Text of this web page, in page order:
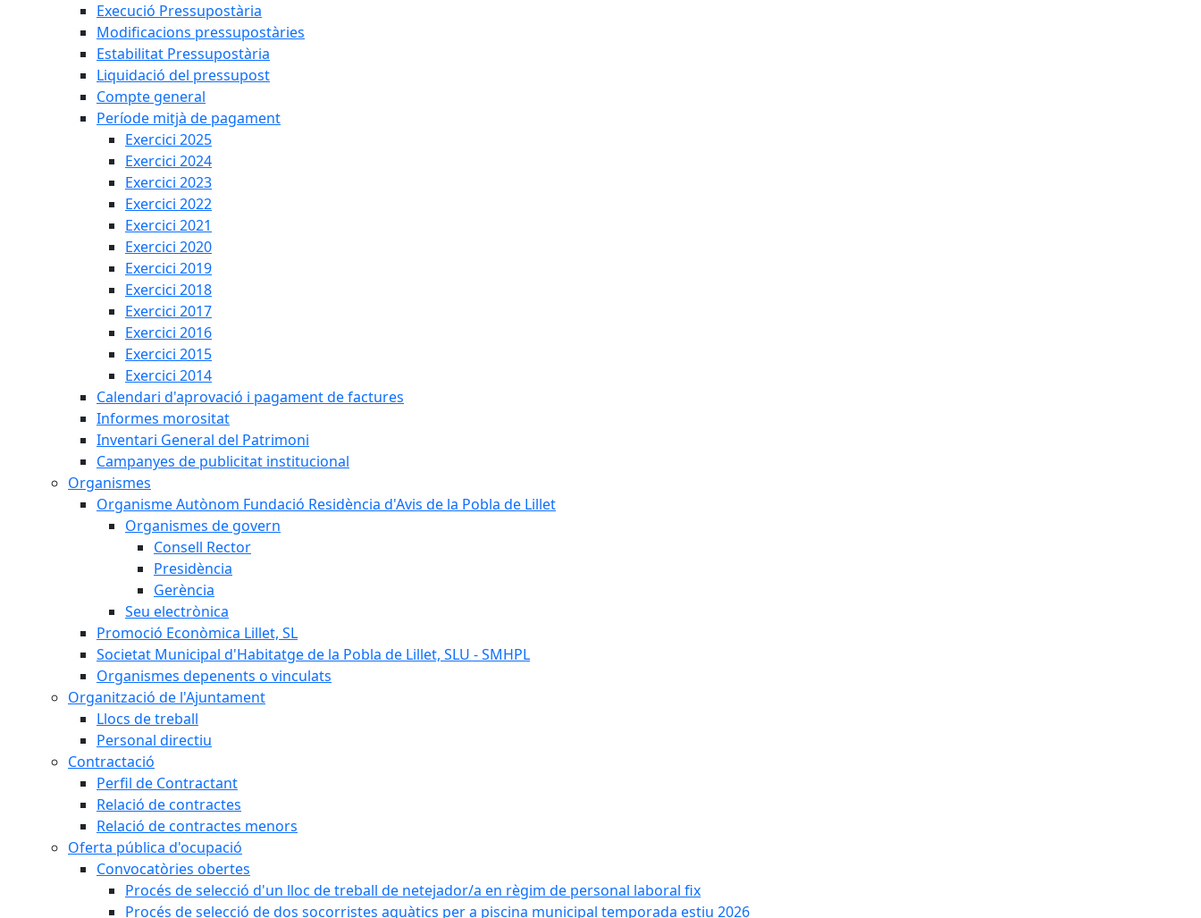
Execució Pressupostària
Modificacions pressupostàries
Estabilitat Pressupostària
Liquidació del pressupost
Compte general
Període mitjà de pagament
Exercici 2025
Exercici 2024
Exercici 2023
Exercici 2022
Exercici 2021
Exercici 2020
Exercici 2019
Exercici 2018
Exercici 2017
Exercici 2016
Exercici 2015
Exercici 2014
Calendari d'aprovació i pagament de factures
Informes morositat
Inventari General del Patrimoni
Campanyes de publicitat institucional
Organismes
Organisme Autònom Fundació Residència d'Avis de la Pobla de Lillet
Organismes de govern
Consell Rector
Presidència
Gerència
Seu electrònica
Promoció Econòmica Lillet, SL
Societat Municipal d'Habitatge de la Pobla de Lillet, SLU - SMHPL
Organismes depenents o vinculats
Organització de l'Ajuntament
Llocs de treball
Personal directiu
Contractació
Perfil de Contractant
Relació de contractes
Relació de contractes menors
Oferta pública d'ocupació
Convocatòries obertes
Procés de selecció d'un lloc de treball de netejador/a en règim de personal laboral fix
Procés de selecció de dos socorristes aquàtics per a piscina municipal temporada estiu 2026